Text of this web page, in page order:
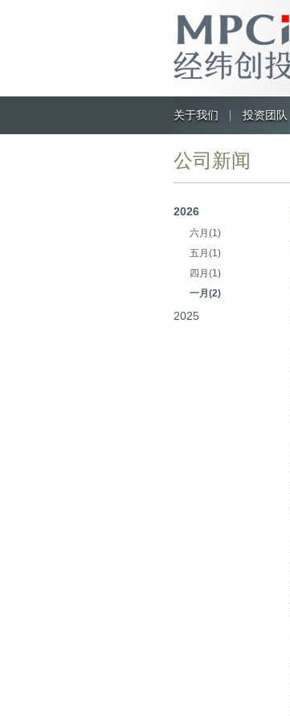
关于我们 投资团队
公司新闻
2026
六月(1)
五月(1)
四月(1)
一月(2)
2025